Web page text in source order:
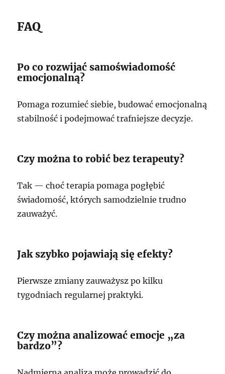
FAQ
Po co rozwijać samoświadomość
emocjonalną?
Pomaga rozumieć siebie, budować emocjonalną
stabilność i podejmować trafniejsze decyzje.
Czy można to robić bez terapeuty?
Tak — choć terapia pomaga pogłębić
świadomość, których samodzielnie trudno
zauważyć.
Jak szybko pojawiają się efekty?
Pierwsze zmiany zauważysz po kilku
tygodniach regularnej praktyki.
Czy można analizować emocje „za
bardzo”?